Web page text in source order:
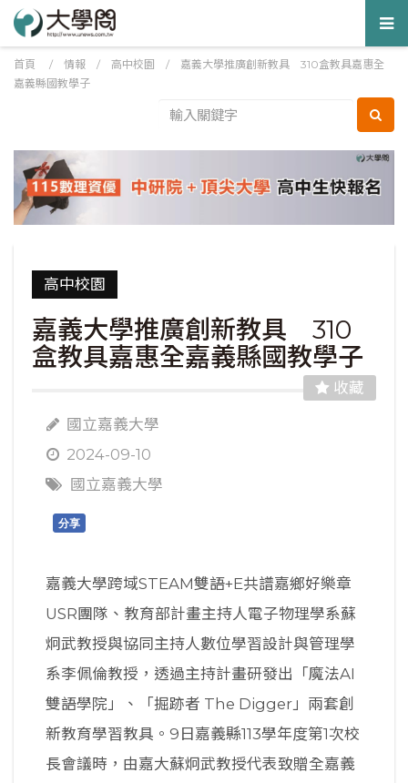
首頁 / 情報 / 高中校園 / 嘉義大學推廣創新教具 310盒教具嘉惠全
嘉義縣國教學子
高中校園
嘉義大學推廣創新教具 310
盒教具嘉惠全嘉義縣國教學子
收藏
國立嘉義大學
2024-09-10
國立嘉義大學
分享
嘉義大學跨域STEAM雙語+E共譜嘉鄉好樂章
USR團隊、教育部計畫主持人電子物理學系蘇
炯武教授與協同主持人數位學習設計與管理學
系李佩倫教授，透過主持計畫研發出「魔法AI
雙語學院」、「掘跡者 The Digger」兩套創
新教育學習教具。9日嘉義縣113學年度第1次校
長會議時，由嘉大蘇炯武教授代表致贈全嘉義